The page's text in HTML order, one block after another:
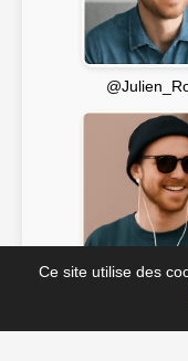
JC_13
Ce site utilise des